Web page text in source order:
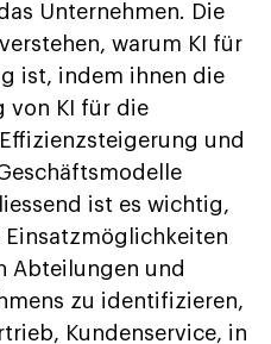
Unternehmen. Die
warum KI für
ist, indem ihnen die
von KI für die
und
ist es wichtig,
Abteilungen und
zu identifizieren,
Kundenservice, in